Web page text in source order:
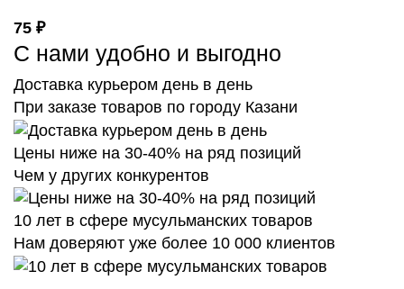
75 ₽
С нами удобно и выгодно
Доставка курьером день в день
При заказе товаров по городу Казани
Цены ниже на 30-40% на ряд позиций
Чем у других конкурентов
10 лет в сфере мусульманских товаров
Нам доверяют уже более 10 000 клиентов